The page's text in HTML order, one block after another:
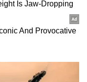
ரூ.72